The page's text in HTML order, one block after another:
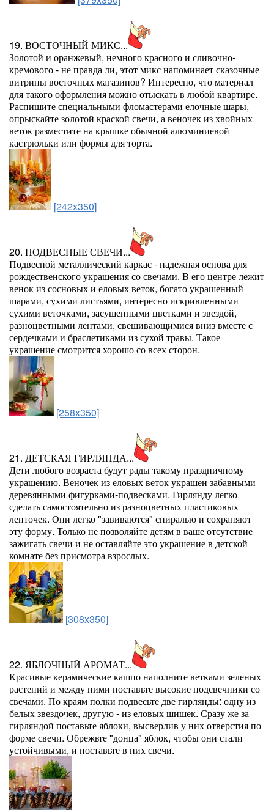
19. ВОСТОЧНЫЙ МИКС...
Золотой и оранжевый, немного красного и сливочно-
кремового - не правда ли, этот микс напоминает сказочные
витрины восточных магазинов? Интересно, что материал
для такого оформления можно отыскать в любой квартире.
Распишите специальными фломастерами елочные шары,
опрыскайте золотой краской свечи, а веночек из хвойных
веток разместите на крышке обычной алюминиевой
кастрюльки или формы для торта.
[242x350]
20. ПОДВЕСНЫЕ СВЕЧИ...
Подвесной металлический каркас - надежная основа для
рождественского украшения со свечами. В его центре лежит
венок из сосновых и еловых веток, богато украшенный
шарами, сухими листьями, интересно искривленными
сухими веточками, засушенными цветками и звездой,
разноцветными лентами, свешивающимися вниз вместе с
сердечками и браслетиками из сухой травы. Такое
украшение смотрится хорошо со всех сторон.
[258x350]
21. ДЕТСКАЯ ГИРЛЯНДА...
Дети любого возраста будут рады такому праздничному
украшению. Веночек из еловых веток украшен забавными
деревянными фигурками-подвесками. Гирлянду легко
сделать самостоятельно из разноцветных пластиковых
ленточек. Они легко "завиваются" спиралью и сохраняют
эту форму. Только не позволяйте детям в ваше отсутствие
зажигать свечи и не оставляйте это украшение в детской
комнате без присмотра взрослых.
[308x350]
22. ЯБЛОЧНЫЙ АРОМАТ...
Красивые керамические кашпо наполните ветками зеленых
растений и между ними поставьте высокие подсвечники со
свечами. По краям полки подвесьте две гирлянды: одну из
белых звездочек, другую - из еловых шишек. Сразу же за
гирляндой поставьте яблоки, высверлив у них отверстия по
форме свечи. Обрежьте "донца" яблок, чтобы они стали
устойчивыми, и поставьте в них свечи.